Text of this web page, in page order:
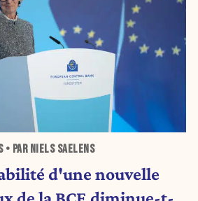
• PAR NIELS SAELENS
d'une nouvelle